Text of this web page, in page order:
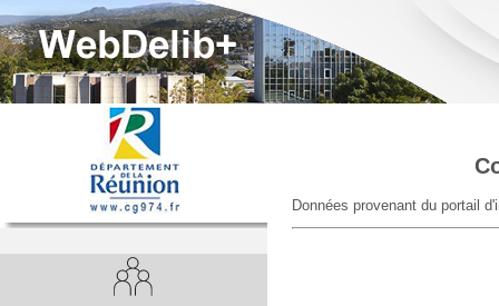
Données provenant du portail